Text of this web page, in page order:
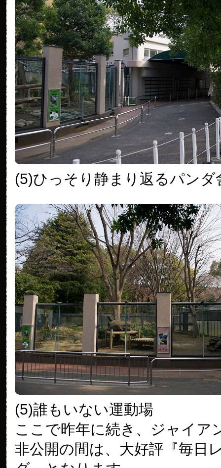
(5)ひっそり静まり返るパンダ
(5)誰もいない運動場
ここで昨年に続き、ジャイア
非公開の間は、大好評『毎日